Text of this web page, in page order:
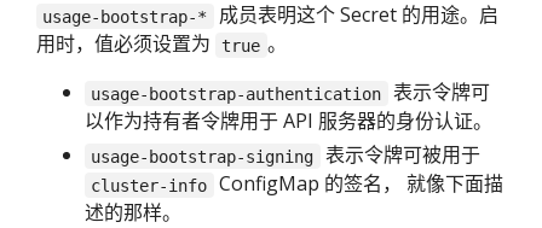
usage-bootstrap-*
成员表明这个 Secret 的用途。启
用时，值必须设置为
true 。
usage-bootstrap-authentication
表示令牌可
以作为持有者令牌用于 API 服务器的身份认证。
usage-bootstrap-signing 表示令牌可被用于
cluster-info
ConfigMap 的签名， 就像下面描
述的那样。